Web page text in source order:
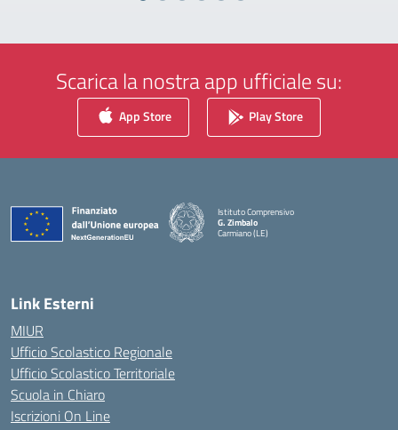
Scarica la nostra app ufficiale su:
App Store Play Store
Istituto Comprensivo
G. Zimbalo
Carmiano (LE)
Link Esterni
MIUR
Ufficio Scolastico Regionale
Ufficio Scolastico Territoriale
Scuola in Chiaro
Iscrizioni On Line